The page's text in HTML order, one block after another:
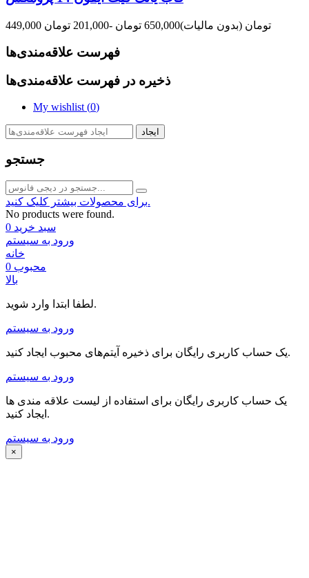
449,000 تومان (بدون مالیات)650,000 تومان -201,000 تومان
فهرست علاقه‌مندی‌ها
ذخیره در فهرست علاقه‌مندی‌ها
My wishlist (0)
ایجاد
جستجو
برای محصولات بیشتر کلیک کنید.
No products were found.
سبد خرید 0
ورود به سیستم
خانه
محبوب 0
بالا
لطفا ابتدا وارد شوید.
ورود به سیستم
یک حساب کاربری رایگان برای ذخیره آیتم‌های محبوب ایجاد کنید.
ورود به سیستم
یک حساب کاربری رایگان برای استفاده از لیست علاقه مندی ها
ایجاد کنید.
ورود به سیستم
×